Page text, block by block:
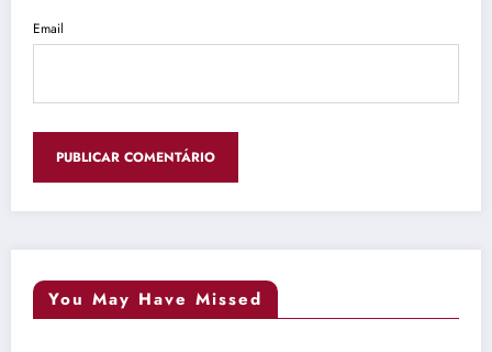
Email
You May Have Missed